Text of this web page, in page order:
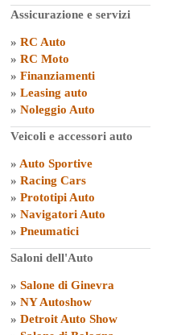
Assicurazione e servizi
» RC Auto
» RC Moto
» Finanziamenti
» Leasing auto
» Noleggio Auto
Veicoli e accessori auto
» Auto Sportive
» Racing Cars
» Prototipi Auto
» Navigatori Auto
» Pneumatici
Saloni dell'Auto
» Salone di Ginevra
» NY Autoshow
» Detroit Auto Show